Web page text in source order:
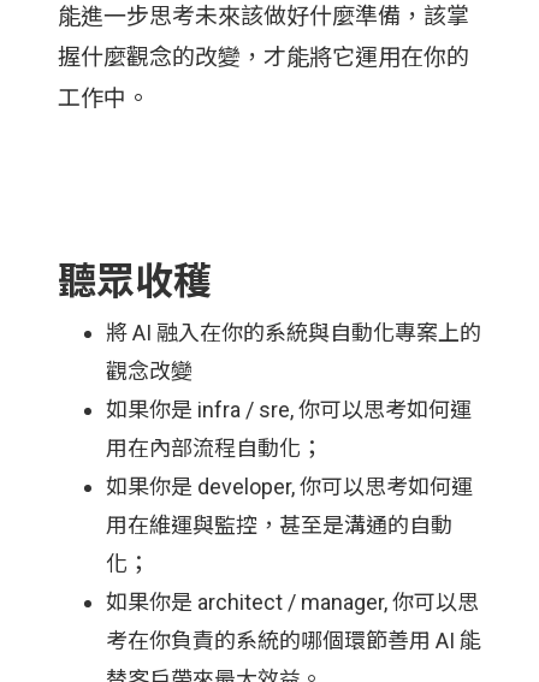
能進一步思考未來該做好什麼準備，該掌
握什麼觀念的改變，才能將它運用在你的
工作中。
聽眾收穫
將 AI 融入在你的系統與自動化專案上的
觀念改變
如果你是 infra / sre, 你可以思考如何運
用在內部流程自動化；
如果你是 developer, 你可以思考如何運
用在維運與監控，甚至是溝通的自動
化；
如果你是 architect / manager, 你可以思
考在你負責的系統的哪個環節善用 AI 能